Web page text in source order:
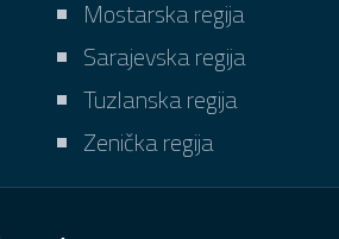
Mostarska regija
Sarajevska regija
Tuzlanska regija
Zenička regija